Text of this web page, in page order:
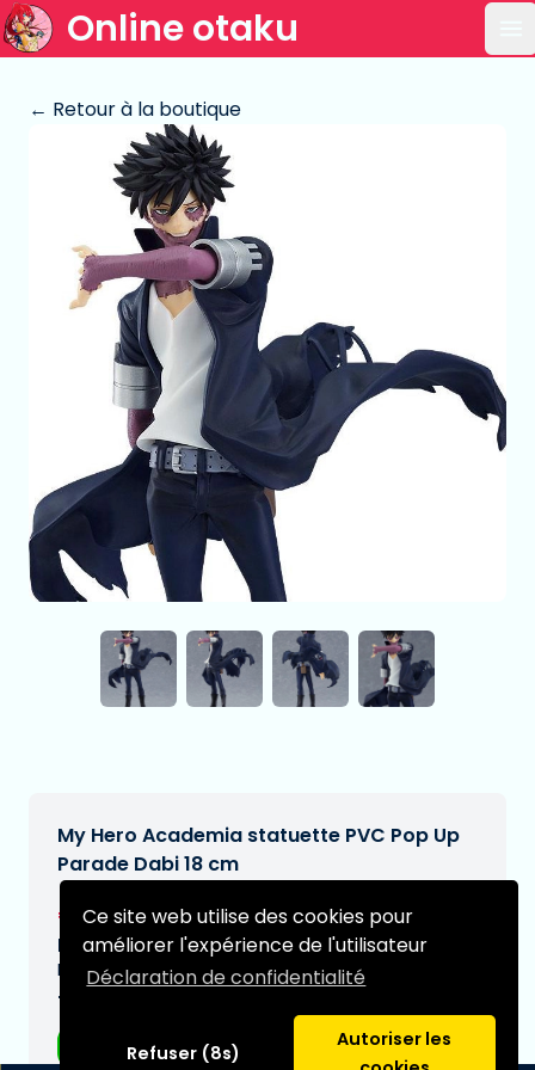
Ce site web utilise des cookies pour
améliorer l'expérience de l'utilisateur
Déclaration de confidentialité
Refuser (8s)
Autoriser les
Online otaku
← Retour à la boutique
My Hero Academia statuette PVC Pop Up
Parade Dabi 18 cm
€44,95[Sous réserve de modifications]
Date de livraison prévue:
N/A
Type:
Figurines d'anime